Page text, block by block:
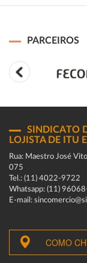
PARCEIROS
SINDICATO
LOJISTA DE ITU
Rua: Maestro José
075
Tel.: (11) 4022-9722
Whatsapp: (11)
E-mail:
COMO